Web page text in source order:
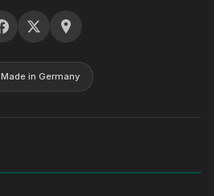
Made in Germany